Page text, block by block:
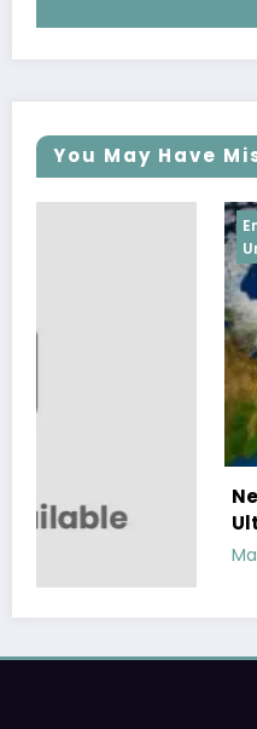
You May Have
India
New York to
Ultra-fast Travel?